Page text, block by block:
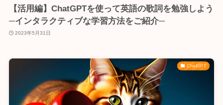
【活用編】ChatGPTを使って英語の歌詞を勉強しよう
─インタラクティブな学習方法をご紹介─
2023年5月31日
ChatGPT